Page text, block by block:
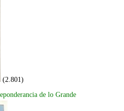
(2.801)
de lo Grande